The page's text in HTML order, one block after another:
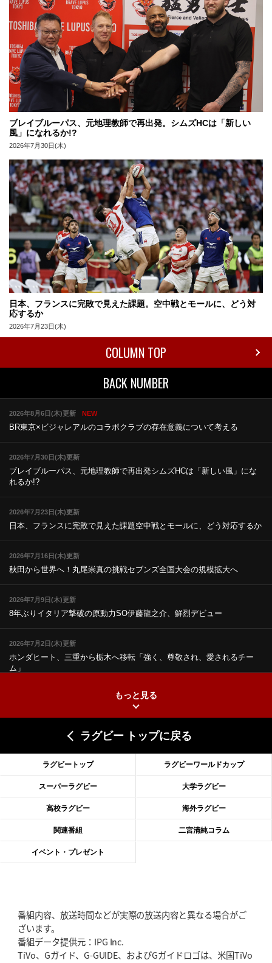
ブレイブルーパス、元地理教師で再出発。シムズHCは「新しい
風」になれるか!?
2026年7月30日(木)
日本、フランスに完敗で見えた課題。空中戦とモールに、どう対
応するか
2026年7月23日(木)
COLUMN TOP
BACK NUMBER
2026年8月6日(木)更新 NEW
BR東京×ビジャレアルのコラボクラブの存在意義について考える
2026年7月30日(木)更新
ブレイブルーパス、元地理教師で再出発シムズHCは「新しい風」にな
れるか!?
2026年7月23日(木)更新
日本、フランスに完敗で見えた課題空中戦とモールに、どう対応するか
2026年7月16日(木)更新
秋田から世界へ！丸尾崇真の挑戦セブンズ全国大会の規模拡大へ
2026年7月9日(木)更新
8年ぶりイタリア撃破の原動力SO伊藤龍之介、鮮烈デビュー
2026年7月2日(木)更新
ホンダヒート、三重から栃木へ移転「強く、尊敬され、愛されるチー
ム」
2026年6月18日(木)更新
滑川剛人レフリー、早過ぎる引退「27年W杯の主審、遠のいた夢」
2026年6月11日(木)更新
神戸、リーグワン初優勝の道のりデイブ・レニーHCの功績と財産
2026年6月4日(木)更新
“泣き虫先生”こと山口良治氏死去「信は力なり」骨太の教育方針
2026年5月21日(木)更新
狭山RG、ライチェル海遥スタッフ入り
ッション
もっと見る
ラグビー トップに戻る
ラグビートップ ラグビーワールドカップ
スーパーラグビー 大学ラグビー
高校ラグビー 海外ラグビー
関連番組 二宮清純コラム
イベント・プレゼント
番組内容、放送時間などが実際の放送内容と異なる場合がご
ざいます。
番組データ提供元：IPG Inc.
TiVo、Gガイド、G-GUIDE、およびGガイドロゴは、米国TiVo